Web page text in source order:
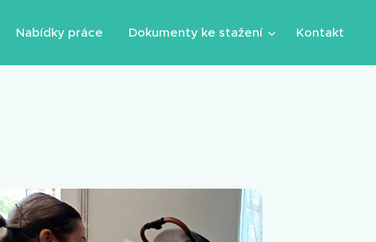
Nabídky práce Dokumenty ke stažení Kontakt